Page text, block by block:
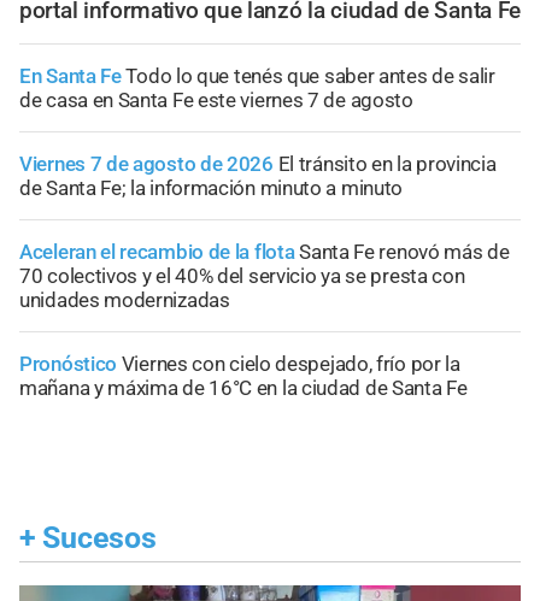
portal informativo que lanzó la ciudad de Santa Fe
En Santa FeTodo lo que tenés que saber antes de salir
de casa en Santa Fe este viernes 7 de agosto
Viernes 7 de agosto de 2026 El tránsito en la provincia
de Santa Fe; la información minuto a minuto
Aceleran el recambio de la flotaSanta Fe renovó más de
70 colectivos y el 40% del servicio ya se presta con
unidades modernizadas
Pronóstico Viernes con cielo despejado, frío por la
mañana y máxima de 16°C en la ciudad de Santa Fe
+ Sucesos